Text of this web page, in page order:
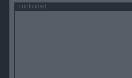
publicidad